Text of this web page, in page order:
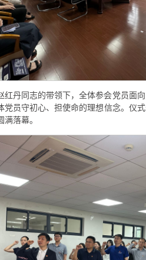
红丹同志的带领下，全体参会党员面
党员守初心、担使命的理想信念。仪
落幕。